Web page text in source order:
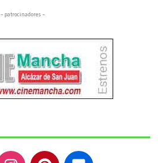
– patrocinadores –
I P F